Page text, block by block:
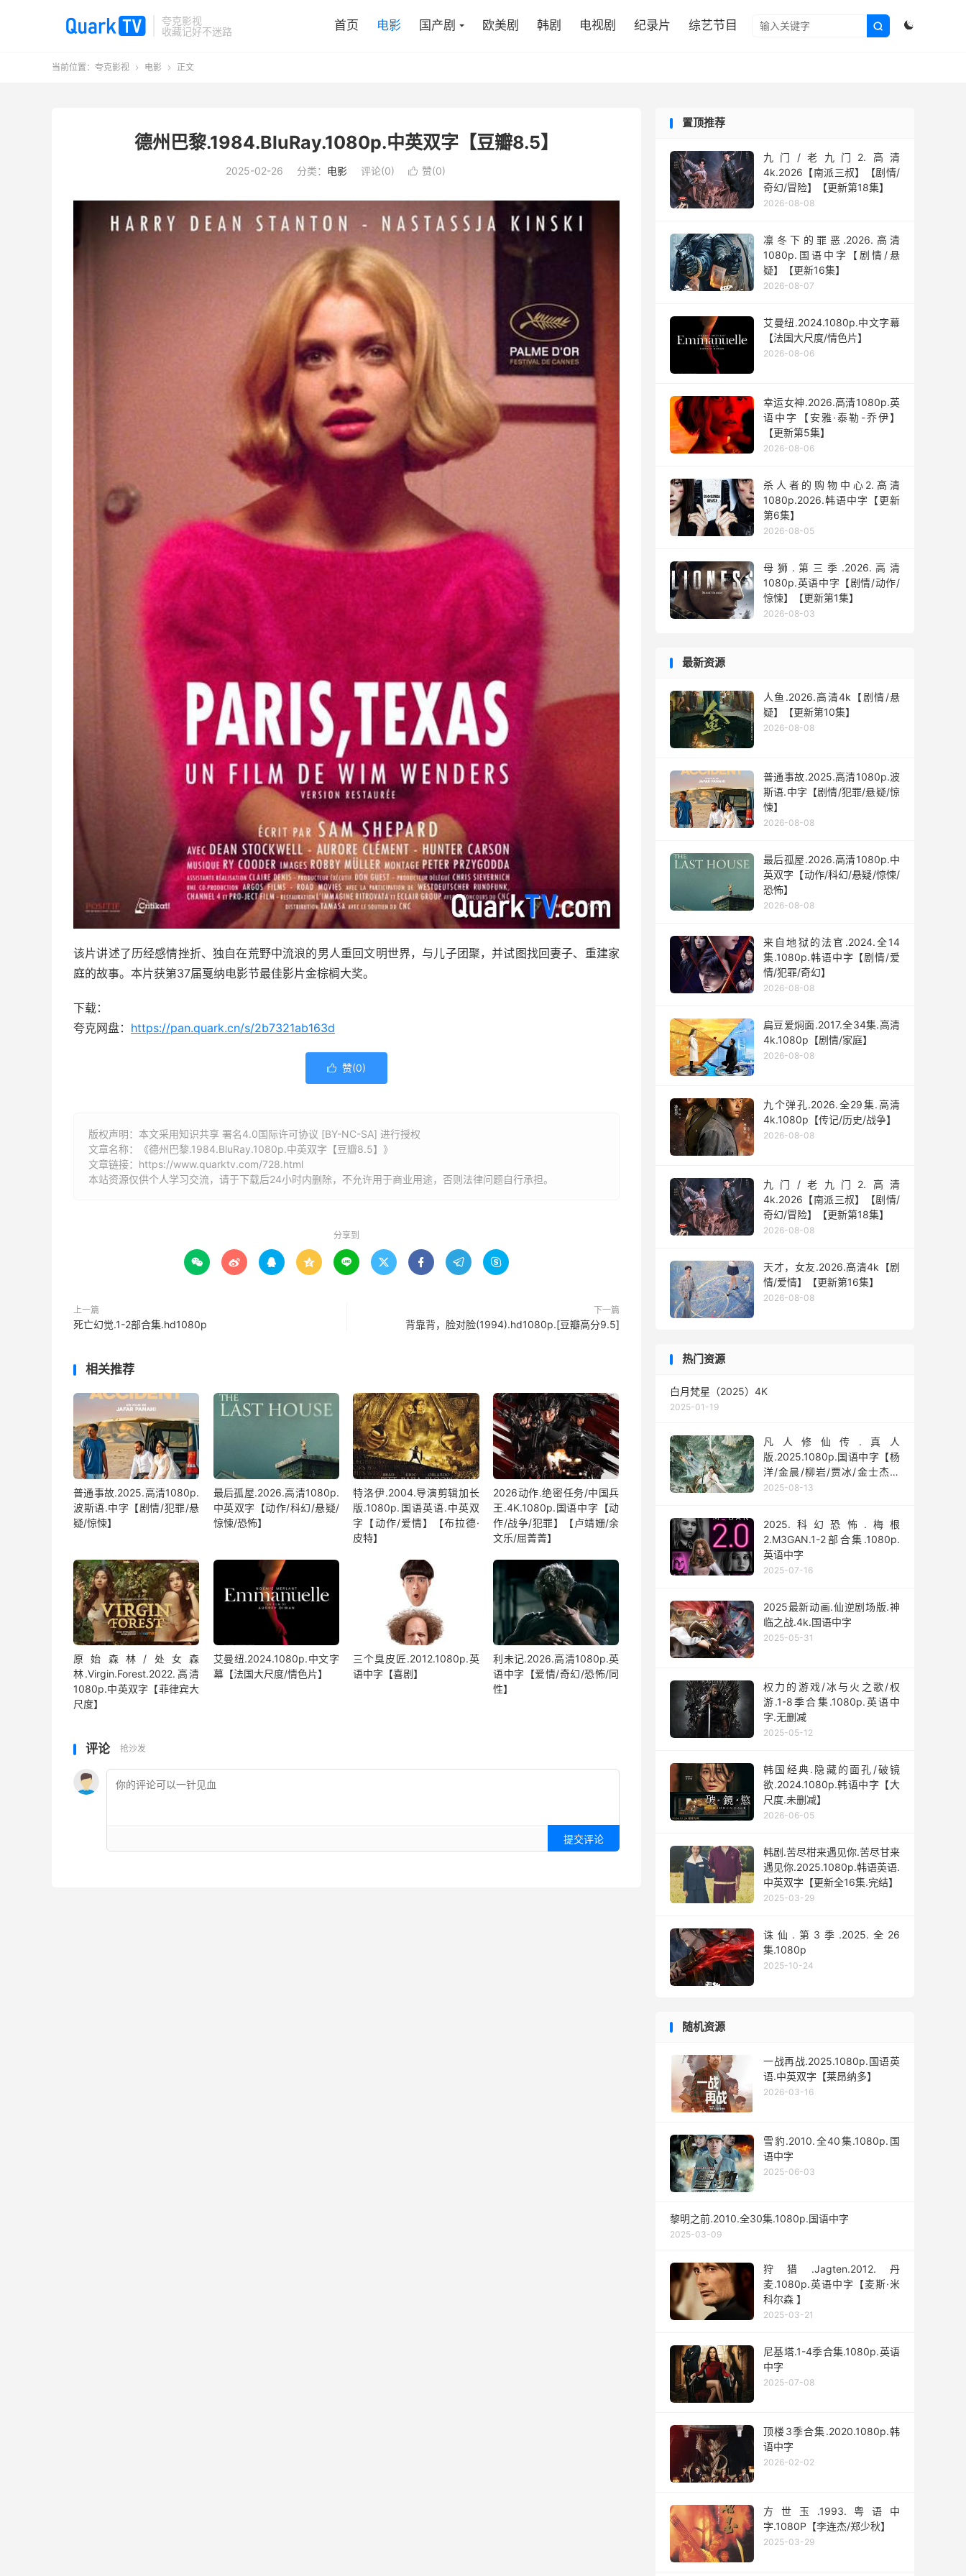
夸克影视
收藏记好不迷路


首页 电影 国产剧 欧美剧 韩剧 电视剧 纪录片 综艺节目
当前位置： 夸克影视  电影  正文
德州巴黎.1984.BluRay.1080p.中英双字【豆瓣8.5】
2025-02-26 分类： 电影 评论(0)  赞(0)
该片讲述了历经感情挫折、独自在荒野中流浪的男人重回文明世界，与儿子团聚，并试图找回妻子、重建家
庭的故事。本片获第37届戛纳电影节最佳影片金棕榈大奖。
下载：
夸克网盘： https://pan.quark.cn/s/2b7321ab163d
 赞(0)
版权声明：本文采用知识共享 署名4.0国际许可协议 [BY-NC-SA] 进行授权
文章名称：《德州巴黎.1984.BluRay.1080p.中英双字【豆瓣8.5】》
文章链接： https://www.quarktv.com/728.html
本站资源仅供个人学习交流，请于下载后24小时内删除，不允许用于商业用途，否则法律问题自行承担。
分享到
        
上一篇
死亡幻觉.1-2部合集.hd1080p
下一篇
背靠背，脸对脸(1994).hd1080p.[豆瓣高分9.5]
相关推荐
普通事故.2025.高清1080p.
波斯语.中字【剧情/犯罪/悬
疑/惊悚】
最后孤屋.2026.高清1080p.
中英双字【动作/科幻/悬疑/
惊悚/恐怖】
特洛伊.2004.导演剪辑加长
版.1080p.国语英语.中英双
字【动作/爱情】【布拉德·
皮特】
2026动作.绝密任务/中国兵
王.4K.1080p.国语中字【动
作/战争/犯罪】【卢靖姗/余
文乐/屈菁菁】
原始森林/处女森
林.Virgin.Forest.2022.高清
1080p.中英双字【菲律宾大
尺度】
艾曼纽.2024.1080p.中文字
幕【法国大尺度/情色片】
三个臭皮匠.2012.1080p.英
语中字【喜剧】
利未记.2026.高清1080p.英
语中字【爱情/奇幻/恐怖/同
性】
评论 抢沙发
提交评论
置顶推荐
九门/老九门2.高清
4k.2026【南派三叔】【剧情/
奇幻/冒险】【更新第18集】
2026-08-08
凛冬下的罪恶.2026.高清
1080p.国语中字【剧情/悬
疑】【更新16集】
2026-08-07
艾曼纽.2024.1080p.中文字幕
【法国大尺度/情色片】
2026-08-06
幸运女神.2026.高清1080p.英
语中字【安雅·泰勒-乔伊】
【更新第5集】
2026-08-06
杀人者的购物中心2.高清
1080p.2026.韩语中字【更新
第6集】
2026-08-05
母狮.第三季.2026.高清
1080p.英语中字【剧情/动作/
惊悚】【更新第1集】
2026-08-03
最新资源
人鱼.2026.高清4k【剧情/悬
疑】【更新第10集】
2026-08-08
普通事故.2025.高清1080p.波
斯语.中字【剧情/犯罪/悬疑/惊
悚】
2026-08-08
最后孤屋.2026.高清1080p.中
英双字【动作/科幻/悬疑/惊悚/
恐怖】
2026-08-08
来自地狱的法官.2024.全14
集.1080p.韩语中字【剧情/爱
情/犯罪/奇幻】
2026-08-08
扁豆爱焖面.2017.全34集.高清
4k.1080p【剧情/家庭】
2026-08-08
九个弹孔.2026.全29集.高清
4k.1080p【传记/历史/战争】
2026-08-08
九门/老九门2.高清
4k.2026【南派三叔】【剧情/
奇幻/冒险】【更新第18集】
2026-08-08
天才，女友.2026.高清4k【剧
情/爱情】【更新第16集】
2026-08-08
热门资源
白月梵星（2025）4K
2025-01-19
凡人修仙传.真人
版.2025.1080p.国语中字【杨
洋/金晨/柳岩/贾冰/金士杰】
【全30集】
2025-08-13
2025.科幻恐怖.梅根
2.M3GAN.1-2部合集.1080p.
英语中字
2025-07-16
2025最新动画.仙逆剧场版.神
临之战.4k.国语中字
2025-05-31
权力的游戏/冰与火之歌/权
游.1-8季合集.1080p.英语中
字.无删减
2025-05-12
韩国经典.隐藏的面孔/破镜
欲.2024.1080p.韩语中字【大
尺度.未删减】
2026-06-05
韩剧.苦尽柑来遇见你.苦尽甘来
遇见你.2025.1080p.韩语英语.
中英双字【更新全16集.完结】
2025-03-29
诛仙.第3季.2025.全26
集.1080p
2025-10-24
随机资源
一战再战.2025.1080p.国语英
语.中英双字【莱昂纳多】
2026-03-16
雪豹.2010.全40集.1080p.国
语中字
2025-06-03
黎明之前.2010.全30集.1080p.国语中字
2025-03-09
狩猎.Jagten‎.2012.丹
麦.1080p.英语中字【麦斯·米
科尔森 】
2025-03-21
尼基塔.1-4季合集.1080p.英语
中字
2025-07-08
顶楼3季合集.2020.1080p.韩
语中字
2026-02-02
方世玉.1993.粤语中
字.1080P【李连杰/郑少秋】
2025-03-29